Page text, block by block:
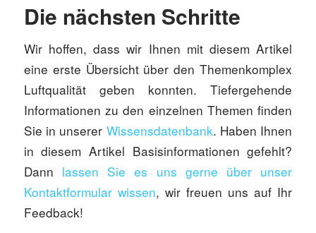
Die nächsten Schritte
Wir hoffen, dass wir Ihnen mit diesem Artikel
eine erste Übersicht über den Themenkomplex
Luftqualität geben konnten. Tiefergehende
Informationen zu den einzelnen Themen finden
Sie in unserer Wissensdatenbank. Haben Ihnen
in diesem Artikel Basisinformationen gefehlt?
Dann lassen Sie es uns gerne über unser
Kontaktformular wissen, wir freuen uns auf Ihr
Feedback!